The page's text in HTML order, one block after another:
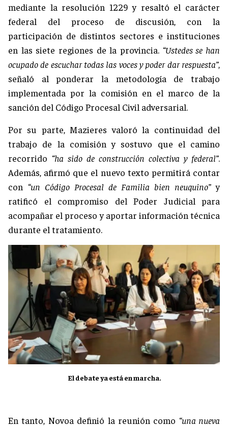
mediante la resolución 1229 y resaltó el carácter
federal del proceso de discusión, con la
participación de distintos sectores e instituciones
en las siete regiones de la provincia. “Ustedes se han
ocupado de escuchar todas las voces y poder dar respuesta”,
señaló al ponderar la metodología de trabajo
implementada por la comisión en el marco de la
sanción del Código Procesal Civil adversarial.
Por su parte, Mazieres valoró la continuidad del
trabajo de la comisión y sostuvo que el camino
recorrido “ha sido de construcción colectiva y federal”.
Además, afirmó que el nuevo texto permitirá contar
con “un Código Procesal de Familia bien neuquino”y
ratificó el compromiso del Poder Judicial para
acompañar el proceso y aportar información técnica
durante el tratamiento.
El debate ya está en marcha.
En tanto, Novoa definió la reunión como “una nueva